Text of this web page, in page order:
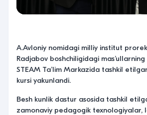
A.Avloniy nomidagi milliy institut
Radjabov boshchiligidagi
STEAM Taʼlim Markazida tashkil
kursi yakunlandi.
Besh kunlik dastur asosida tashkil
zamonaviy pedagogik texnologiyalar,